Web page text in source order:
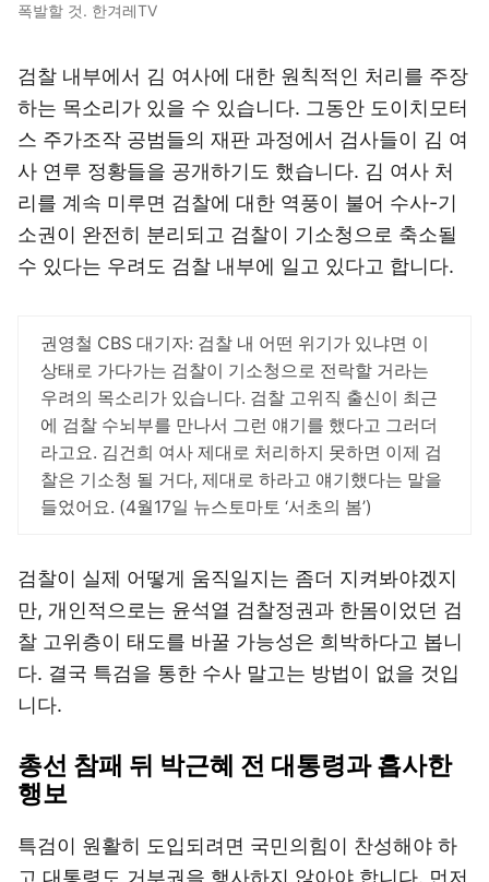
폭발할 것. 한겨레TV
검찰 내부에서 김 여사에 대한 원칙적인 처리를 주장
하는 목소리가 있을 수 있습니다. 그동안 도이치모터
스 주가조작 공범들의 재판 과정에서 검사들이 김 여
사 연루 정황들을 공개하기도 했습니다. 김 여사 처
리를 계속 미루면 검찰에 대한 역풍이 불어 수사-기
소권이 완전히 분리되고 검찰이 기소청으로 축소될
수 있다는 우려도 검찰 내부에 일고 있다고 합니다.
권영철 CBS 대기자: 검찰 내 어떤 위기가 있냐면 이
상태로 가다가는 검찰이 기소청으로 전락할 거라는
우려의 목소리가 있습니다. 검찰 고위직 출신이 최근
에 검찰 수뇌부를 만나서 그런 얘기를 했다고 그러더
라고요. 김건희 여사 제대로 처리하지 못하면 이제 검
찰은 기소청 될 거다, 제대로 하라고 얘기했다는 말을
들었어요. (4월17일 뉴스토마토 ‘서초의 봄’)
검찰이 실제 어떻게 움직일지는 좀더 지켜봐야겠지
만, 개인적으로는 윤석열 검찰정권과 한몸이었던 검
찰 고위층이 태도를 바꿀 가능성은 희박하다고 봅니
다. 결국 특검을 통한 수사 말고는 방법이 없을 것입
니다.
총선 참패 뒤 박근혜 전 대통령과 흡사한
행보
특검이 원활히 도입되려면 국민의힘이 찬성해야 하
고 대통령도 거부권을 행사하지 않아야 합니다. 먼저